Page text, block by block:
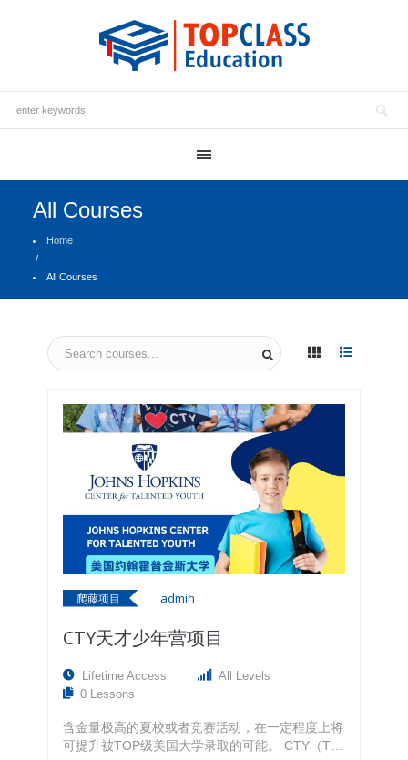
All Courses
Home
/
All Courses
爬藤项目 admin
CTY天才少年营项目
Lifetime Access
All Levels
0 Lessons
含金量极高的夏校或者竞赛活动，在一定程度上将
可提升被TOP级美国大学录取的可能。 CTY（The